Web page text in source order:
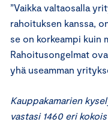
”Vaikka valtaosalla
rahoituksen kanssa,
se on korkeampi kuin
Rahoitusongelmat
yhä useamman
Kauppakamarien
vastasi 1460 eri